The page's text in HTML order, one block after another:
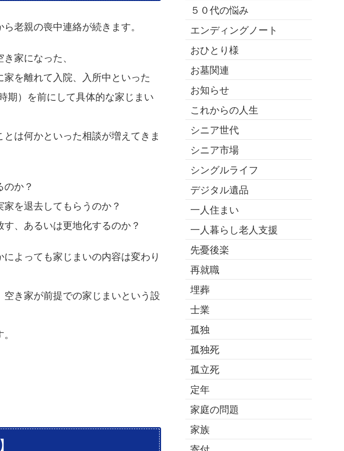
老親の喪中連絡が続きます。
家になった、
を離れて入院、入所中といった
期）を前にして具体的な家じまい
は何かといった相談が増えてきま
か？
を退去してもらうのか？
、あるいは更地化するのか？
よっても家じまいの内容は変わり
き家が前提での家じまいという設
５０代の悩み
エンディングノート
おひとり様
お墓関連
お知らせ
これからの人生
シニア世代
シニア市場
シングルライフ
デジタル遺品
一人住まい
一人暮らし老人支援
先憂後楽
再就職
埋葬
士業
孤独
孤独死
孤立死
定年
家庭の問題
家族